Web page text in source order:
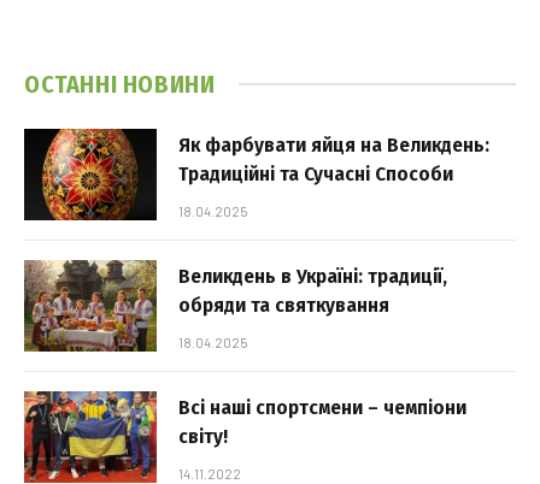
ОСТАННІ НОВИНИ
Як фарбувати яйця на Великдень:
Традиційні та Сучасні Способи
18.04.2025
Великдень в Україні: традиції,
обряди та святкування
18.04.2025
Всі наші спортсмени – чемпіони
світу!
14.11.2022